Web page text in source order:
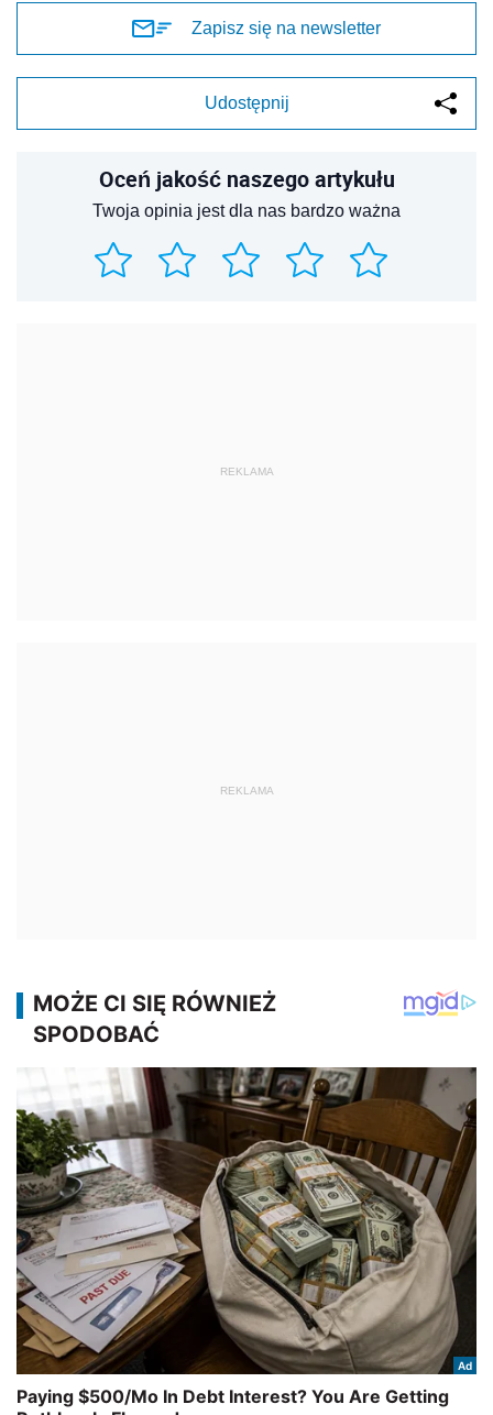
Zapisz się na newsletter
Udostępnij
Oceń jakość naszego artykułu
Twoja opinia jest dla nas bardzo ważna
REKLAMA
REKLAMA